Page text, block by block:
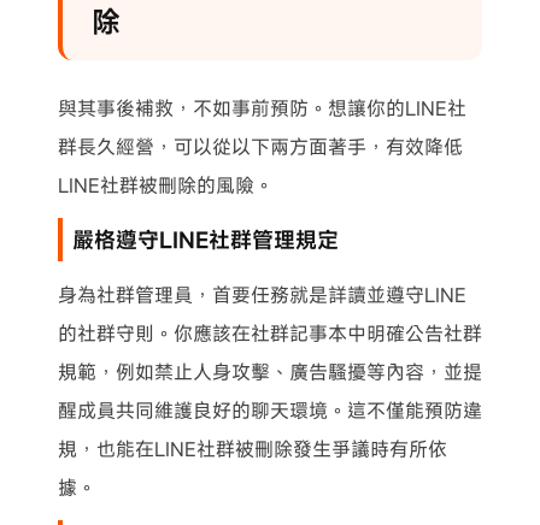
除
與其事後補救，不如事前預防。想讓你的LINE社
群長久經營，可以從以下兩方面著手，有效降低
LINE社群被刪除的風險。
嚴格遵守LINE社群管理規定
身為社群管理員，首要任務就是詳讀並遵守LINE
的社群守則。你應該在社群記事本中明確公告社群
規範，例如禁止人身攻擊、廣告騷擾等內容，並提
醒成員共同維護良好的聊天環境。這不僅能預防違
規，也能在LINE社群被刪除發生爭議時有所依
據。